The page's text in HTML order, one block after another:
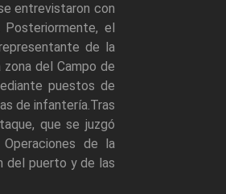
entrevistaron con
el
de la
del Campo de
puestos de
de infantería.Tras
que se juzgó
de la
del puerto y de las